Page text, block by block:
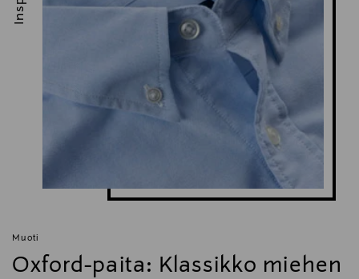
Muoti
Oxford-paita: Klassikko miehen